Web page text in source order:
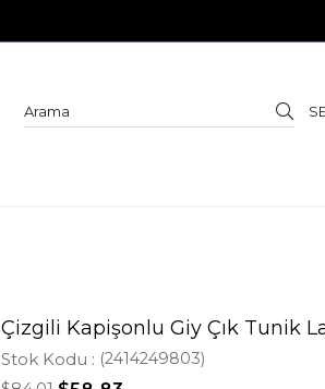
Çizgili Kapişonlu Giy Çık Tunik
Stok Kodu (2414249803)